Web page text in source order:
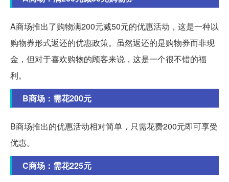
A商场推出了购物满200元减50元的优惠活动，这是一种以
购物券形式返还的优惠政策。虽然返还的是购物券而非现
金，但对于喜欢购物的顾客来说，这是一个很不错的福
利。
B商场：需花200元
B商场推出的优惠活动相对简单，只需花费200元即可享受
优惠。
C商场：需花225元